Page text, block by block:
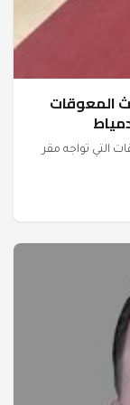
المعوقات
التي تواجه مقر